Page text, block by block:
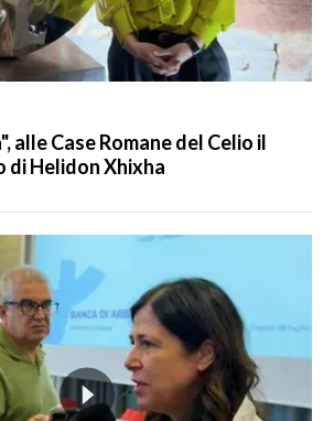
alle Case Romane del Celio il
Helidon Xhixha